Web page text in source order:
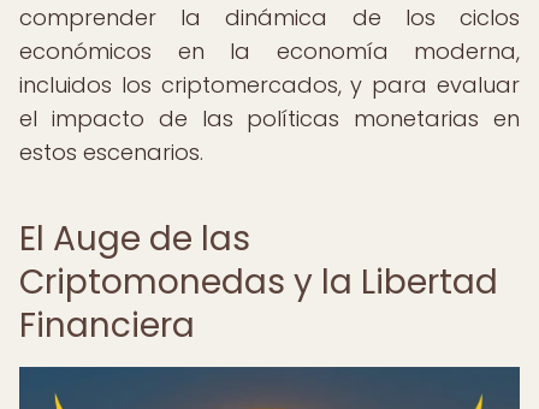
comprender la dinámica de los ciclos
económicos en la economía moderna,
incluidos los criptomercados, y para evaluar
el impacto de las políticas monetarias en
estos escenarios.
El Auge de las
Criptomonedas y la Libertad
Financiera